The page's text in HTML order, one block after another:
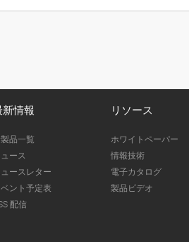
新情報
品一覧
ース
ースレター
ント予定表
配信
リソース
ホワイトペーパー
情報技術
電子カタログ
製品ビデオ